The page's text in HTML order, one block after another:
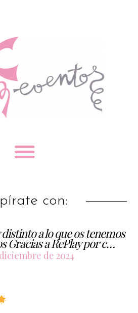
con:
a lo que os tenemos
Gracias a RePlay por c…
de 2024